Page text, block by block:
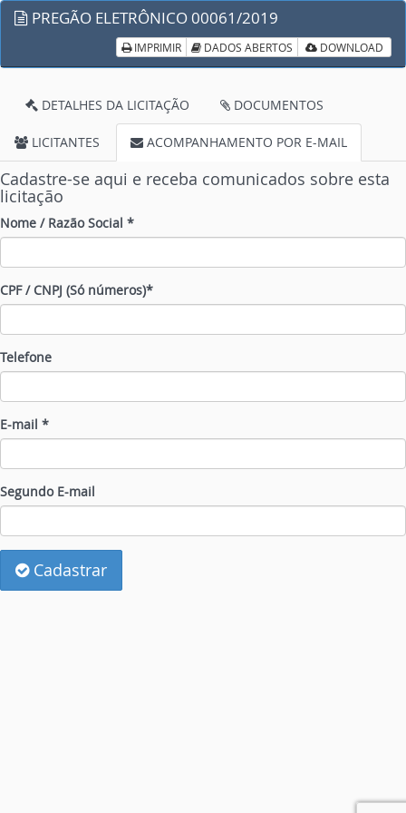
PREGÃO ELETRÔNICO 00061/2019
IMPRIMIR DADOS ABERTOS DOWNLOAD
DETALHES DA LICITAÇÃO DOCUMENTOS
LICITANTES ACOMPANHAMENTO POR E-MAIL
Cadastre-se aqui e receba comunicados sobre esta
licitação
Nome / Razão Social *
CPF / CNPJ (Só números)*
Telefone
E-mail *
Segundo E-mail
Cadastrar